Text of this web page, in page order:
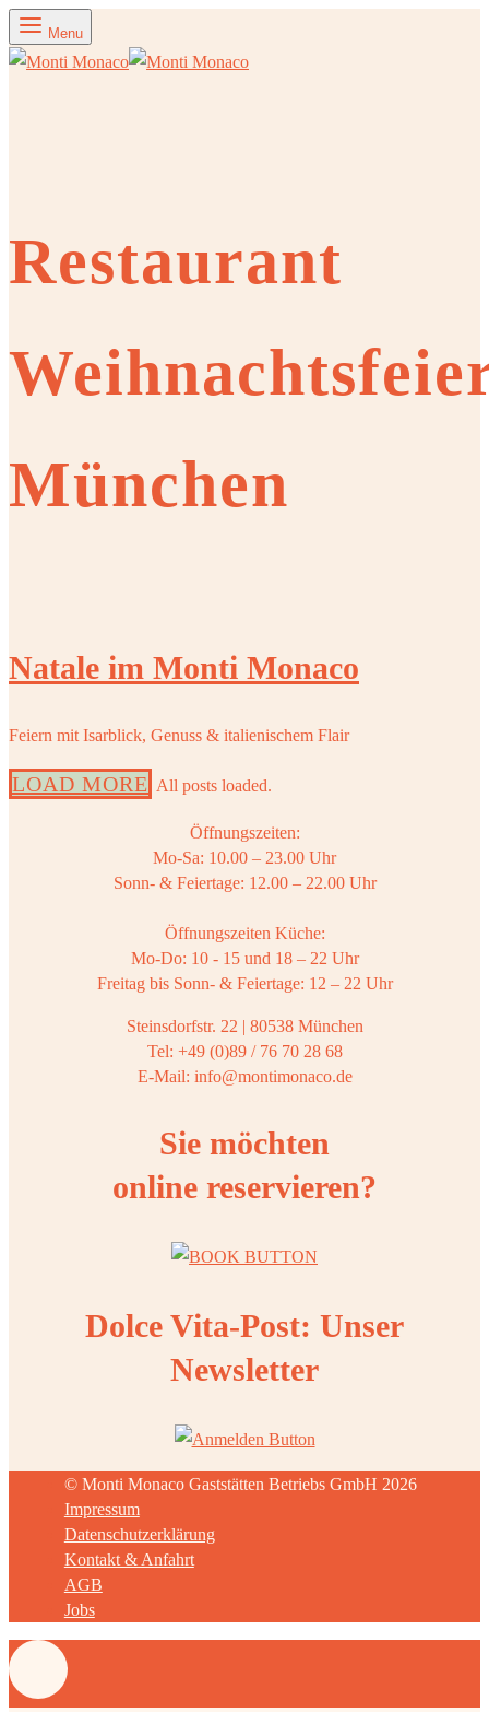
Menu
Restaurant
München
Natale im Monti Monaco
Feiern mit Isarblick, Genuss & italienischem Flair
LOAD MORE All posts loaded.
Öffnungszeiten:
Mo-Sa: 10.00 – 23.00 Uhr
Sonn- & Feiertage: 12.00 – 22.00 Uhr
Öffnungszeiten Küche:
Mo-Do: 10 - 15 und 18 – 22 Uhr
Freitag bis Sonn- & Feiertage: 12 – 22 Uhr
Steinsdorfstr. 22 | 80538 München
Tel: +49 (0)89 / 76 70 28 68
E-Mail: info@montimonaco.de
Sie möchten
online reservieren?
Dolce Vita-Post: Unser
Newsletter
© Monti Monaco Gaststätten Betriebs GmbH 2026
Impressum
Datenschutzerklärung
Kontakt & Anfahrt
AGB
Jobs